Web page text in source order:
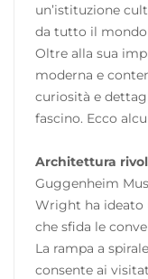
un’istituzione
da tutto il mondo
Oltre alla sua
moderna e
curiosità e
fascino. Ecco
Architettura
Guggenheim
Wright ha ideato
che sfida le
La rampa a
consente ai